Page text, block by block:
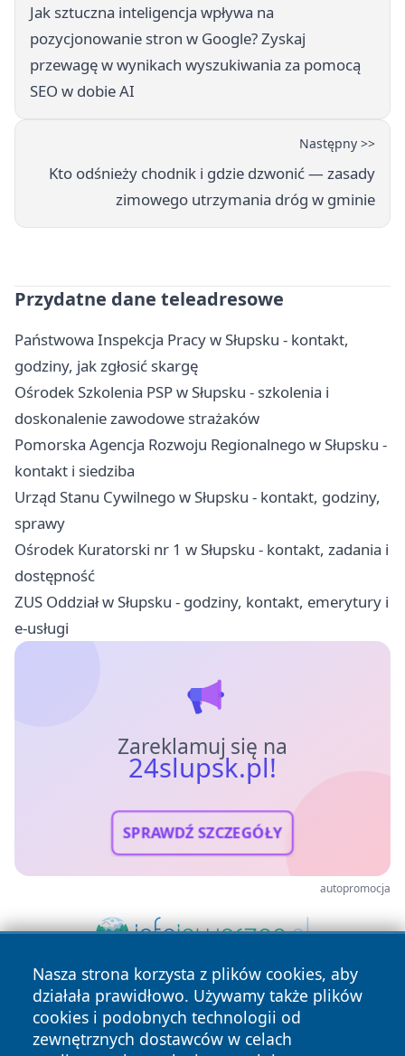
Jak sztuczna inteligencja wpływa na
pozycjonowanie stron w Google? Zyskaj
przewagę w wynikach wyszukiwania za pomocą
SEO w dobie AI
Następny >>
Kto odśnieży chodnik i gdzie dzwonić — zasady
zimowego utrzymania dróg w gminie
Przydatne dane teleadresowe
Państwowa Inspekcja Pracy w Słupsku - kontakt,
godziny, jak zgłosić skargę
Ośrodek Szkolenia PSP w Słupsku - szkolenia i
doskonalenie zawodowe strażaków
Pomorska Agencja Rozwoju Regionalnego w Słupsku -
kontakt i siedziba
Urząd Stanu Cywilnego w Słupsku - kontakt, godziny,
sprawy
Ośrodek Kuratorski nr 1 w Słupsku - kontakt, zadania i
dostępność
ZUS Oddział w Słupsku - godziny, kontakt, emerytury i
e-usługi
Zareklamuj się na
24slupsk.pl!
SPRAWDŹ SZCZEGÓŁY
autopromocja
Nasza strona korzysta z plików cookies, aby
działała prawidłowo. Używamy także plików
cookies i podobnych technologii od
zewnętrznych dostawców w celach